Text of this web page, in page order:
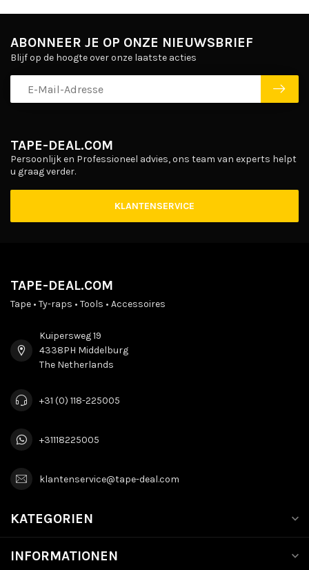
TAPE-DEAL.COM
Persoonlijk en Professioneel advies, ons team van experts helpt
u graag verder.
KLANTENSERVICE
ABONNEER JE OP ONZE NIEUWSBRIEF
Blijf op de hoogte over onze laatste acties
TAPE-DEAL.COM
Tape • Ty-raps • Tools • Accessoires
Kuipersweg 19
4338PH Middelburg
The Netherlands
+31 (0) 118-225005
+31118225005
klantenservice@tape-deal.com
KATEGORIEN
INFORMATIONEN